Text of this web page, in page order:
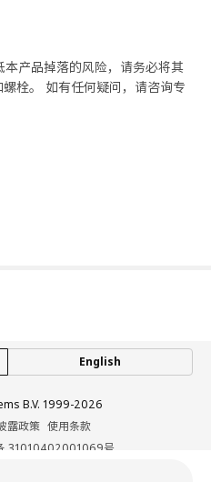
产品掉落的风险，请务必将其
栓。 如有任何疑问，请咨询专
9 厘米
79 厘米
English
B.V. 1999-2026
露政策 使用条款
31010402001069号